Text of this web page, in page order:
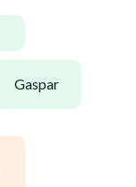
gaspar